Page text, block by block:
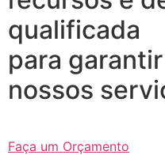
qualificada
para
nossos
Faça um Orçamento